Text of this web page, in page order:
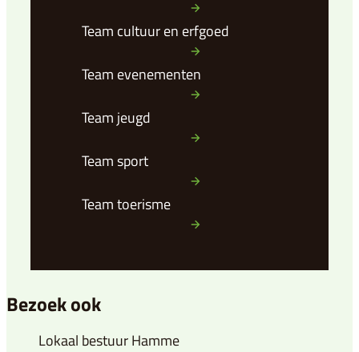
Bezoek ook
Lokaal bestuur Hamme
Team cultuur en erfgoed
Team evenementen
Team jeugd
Team sport
Team toerisme